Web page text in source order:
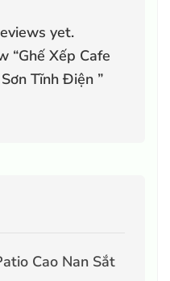
yet.
“Ghế Xếp Cafe
Tĩnh Điện ”
Cao Nan Sắt